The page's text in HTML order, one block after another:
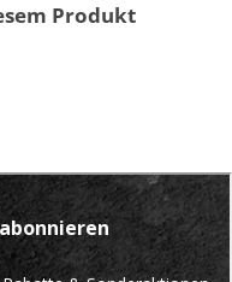
Produkt